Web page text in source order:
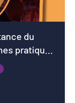
du
pratiques